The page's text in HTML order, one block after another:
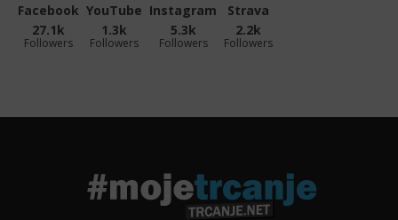
Facebook
27.1k
Followers
YouTube
1.3k
Followers
Instagram
5.3k
Followers
Strava
2.2k
Followers